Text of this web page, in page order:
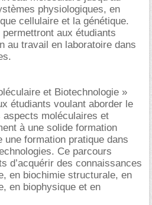
physiologiques, en
cellulaire et la génétique.
aux étudiants
au travail en laboratoire dans
et Biotechnologie »
étudiants voulant aborder le
moléculaires et
à une solide formation
une formation pratique dans
Ce parcours
d’acquérir des connaissances
en biochimie structurale, en
en biophysique et en